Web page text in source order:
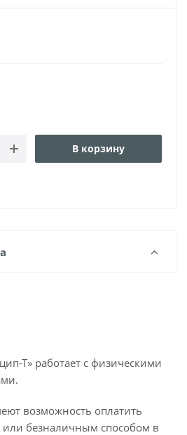
В корзину
Т» работает с физическими
возможность оплатить
безналичным способом в